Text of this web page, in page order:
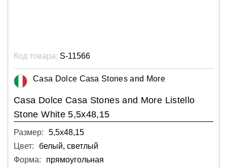
Код товара: S-11566
Casa Dolce Casa Stones and More
Casa Dolce Casa Stones and More Listello
Stone White 5,5x48,15
Размер:
5,5х48,15
Цвет:
белый, светлый
Форма:
прямоугольная